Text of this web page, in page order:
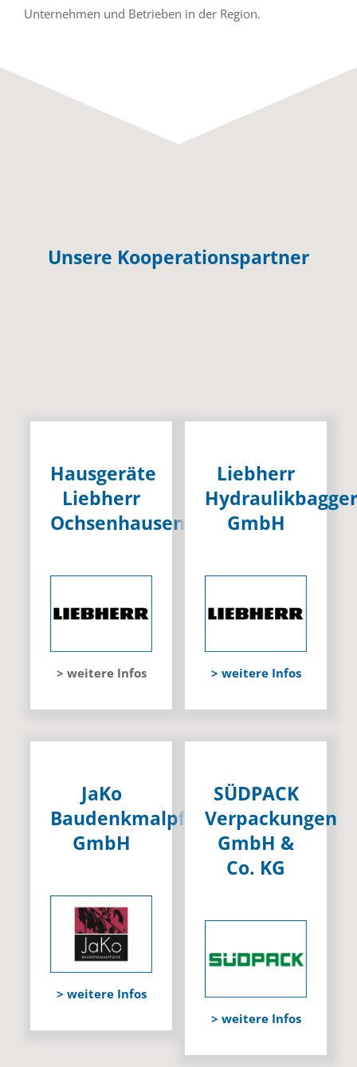
Unternehmen und Betrieben in der Region.
Unsere Kooperationspartner
Hausgeräte
Liebherr
Ochsenhausen
> weitere Infos
Liebherr
Hydraulikbagger
GmbH
> weitere Infos
JaKo
Baudenkmalpflege
GmbH
> weitere Infos
SÜDPACK
Verpackungen
GmbH &
Co. KG
> weitere Infos